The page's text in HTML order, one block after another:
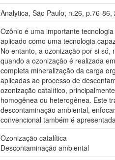
Analytica, São Paulo, n.26, p.76-86,
Ozônio é uma importante
aplicado como uma tecnologia
No entanto, a ozonização por si
quando a ozonização é realizada
completa mineralização da carga
aplicadas ao processo de
ozonização catalítico,
homogênea ou heterogênea. Este
descontaminação ambiental,
convencional também é
Ozonização catalítica
Descontaminação ambiental